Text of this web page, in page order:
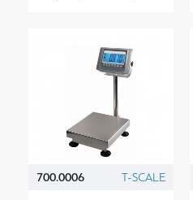
700.0006 T-SCALE